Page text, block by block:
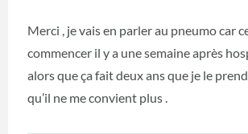
Merci , je vais en parler au pneumo car
commencer il y a une semaine après
alors que ça fait deux ans que je le
qu’il ne me convient plus .